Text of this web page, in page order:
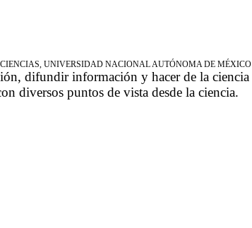
UNIVERSIDAD NACIONAL AUTÓNOMA DE MÉXICO
difundir información y hacer de la ciencia
diversos puntos de vista desde la ciencia.